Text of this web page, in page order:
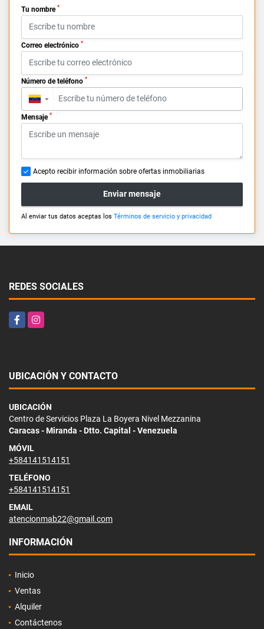
Tu nombre *
Correo electrónico *
Número de teléfono *
▼
Mensaje *
Acepto recibir información sobre ofertas inmobiliarias
Enviar mensaje
Al enviar tus datos aceptas los Términos de servicio y privacidad
REDES SOCIALES
FacebookInstagram
UBICACIÓN Y CONTACTO
UBICACIÓN
Centro de Servicios Plaza La Boyera Nivel Mezzanina
Caracas - Miranda - Dtto. Capital - Venezuela
MÓVIL
+584141514151
TELÉFONO
+584141514151
EMAIL
atencionmab22@gmail.com
INFORMACIÓN
Inicio
Ventas
Alquiler
Contáctenos